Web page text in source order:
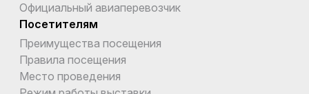
Официальный авиаперевозчик
Посетителям
Преимущества посещения
Правила посещения
Место проведения